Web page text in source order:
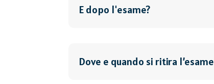
E dopo l'esame?
Dove e quando si ritira l’esame